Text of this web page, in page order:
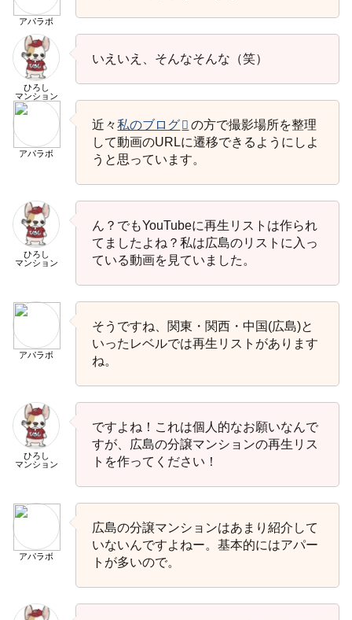
アパラボ
ひろし
マンション
いえいえ、そんなそんな（笑）
アパラボ
近々私のブログ
の方で撮影場所を整理
して動画のURLに遷移できるようにしよ
うと思っています。
ひろし
マンション
ん？でもYouTubeに再生リストは作られ
てましたよね？私は広島のリストに入っ
ている動画を見ていました。
アパラボ
そうですね、関東・関西・中国(広島)と
いったレベルでは再生リストがあります
ね。
ひろし
マンション
ですよね！これは個人的なお願いなんで
すが、広島の分譲マンションの再生リス
トを作ってください！
アパラボ
広島の分譲マンションはあまり紹介して
いないんですよねー。基本的にはアパー
トが多いので。